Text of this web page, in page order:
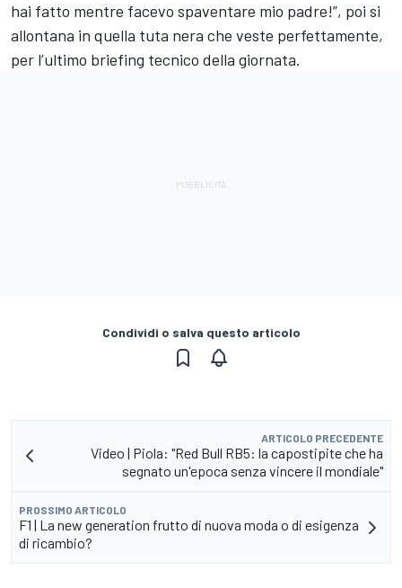
hai fatto mentre facevo spaventare mio padre!”, poi si
allontana in quella tuta nera che veste perfettamente,
per l’ultimo briefing tecnico della giornata.
Condividi o salva questo articolo
ARTICOLO PRECEDENTE
Video | Piola: "Red Bull RB5: la capostipite che ha
segnato un'epoca senza vincere il mondiale"
PROSSIMO ARTICOLO
F1 | La new generation frutto di nuova moda o di esigenza
di ricambio?